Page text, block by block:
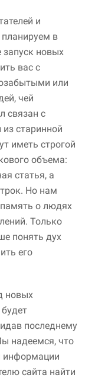
и
в
новых
вас с
или
чей
связан с
старинной
иметь строгой
объема:
статья, а
Но нам
о людях
Только
понять дух
его
новых
последнему
надеемся, что
информации
сайта найти
отказ от
этих
cookie
к
функций
своими
о вашем
во время
нашего
вы повышаете
того, что
получать
и